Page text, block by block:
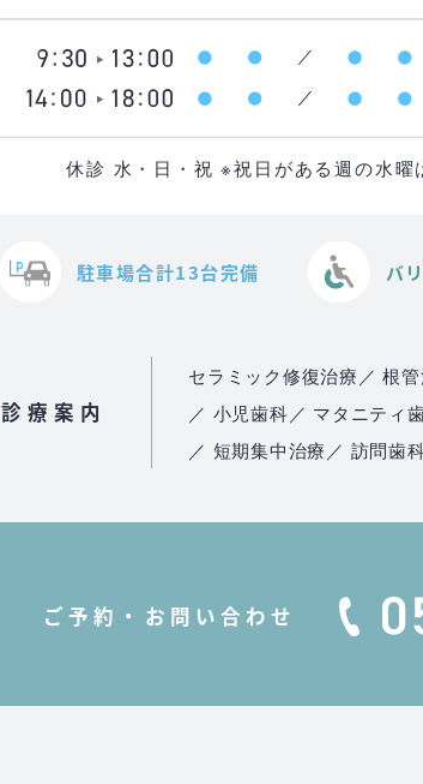
休診 水・日・祝 ※祝日がある週の水曜
駐車場合計13台完備 バ
診療案内
セラミック修復治療／ 根
／ 小児歯科／ マタニティ
／ 短期集中治療／ 訪問歯
ご予約・お問い合わせ